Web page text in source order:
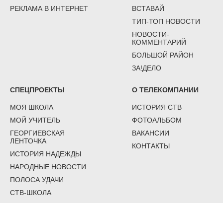
РЕКЛАМА В ИНТЕРНЕТ
ВСТАВАЙ
ТИП-ТОП НОВОСТИ
НОВОСТИ-
КОММЕНТАРИЙ
БОЛЬШОЙ РАЙОН
ЗА!ДЕЛО
СПЕЦПРОЕКТЫ
МОЯ ШКОЛА
МОЙ УЧИТЕЛЬ
ГЕОРГИЕВСКАЯ
ЛЕНТОЧКА
ИСТОРИЯ НАДЕЖДЫ
НАРОДНЫЕ НОВОСТИ
ПОЛОСА УДАЧИ
СТВ-ШКОЛА
О ТЕЛЕКОМПАНИИ
ИСТОРИЯ СТВ
ФОТОАЛЬБОМ
ВАКАНСИИ
КОНТАКТЫ